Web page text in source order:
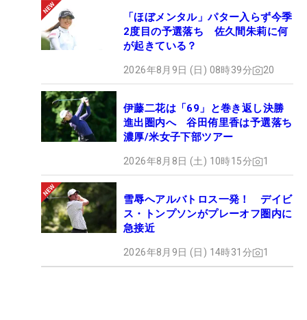
「ほぼメンタル」パター入らず今季
2度目の予選落ち 佐久間朱莉に何
が起きている？
2026年8月9日 (日) 08時39分 20
伊藤二花は「69」と巻き返し決勝
進出圏内へ 谷田侑里香は予選落ち
濃厚/米女子下部ツアー
2026年8月8日 (土) 10時15分 1
雪辱へアルバトロス一発！ デイビ
ス・トンプソンがプレーオフ圏内に
急接近
2026年8月9日 (日) 14時31分 1